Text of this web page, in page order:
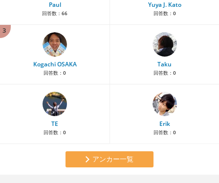
Paul
回答数： 66
Yuya J. Kato
回答数： 0
3
Kogachi OSAKA
回答数： 0
Taku
回答数： 0
TE
回答数： 0
Erik
回答数： 0
アンカー一覧